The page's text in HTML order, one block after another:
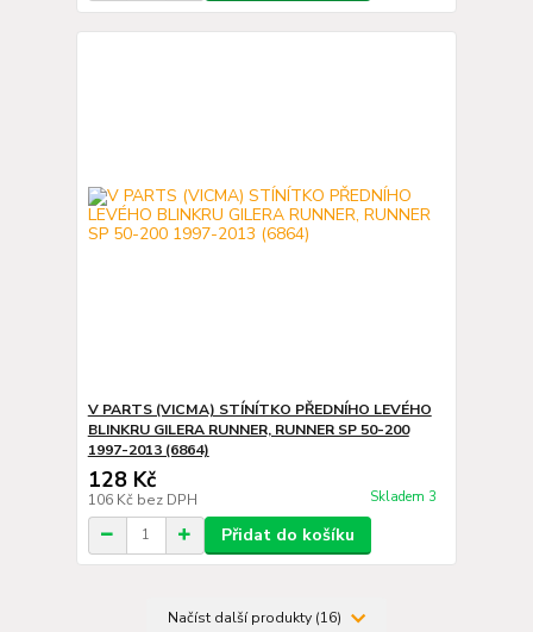
V PARTS (VICMA) STÍNÍTKO PŘEDNÍHO LEVÉHO
BLINKRU GILERA RUNNER, RUNNER SP 50-200
1997-2013 (6864)
128 Kč
106 Kč bez DPH Skladem 3
Přidat do košíku
Načíst další produkty (16)